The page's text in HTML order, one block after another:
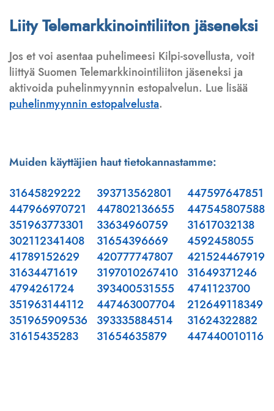
Liity Telemarkkinointiliiton jäseneksi
Jos et voi asentaa puhelimeesi Kilpi-sovellusta, voit
liittyä Suomen Telemarkkinointiliiton jäseneksi ja
aktivoida puhelinmyynnin estopalvelun. Lue lisää
puhelinmyynnin estopalvelusta.
Muiden käyttäjien haut tietokannastamme:
31645829222
447966970721
351963773301
302112341408
41789152629
31634471619
4794261724
351963144112
351965909536
31615435283
393713562801
447802136655
33634960759
31654396669
420777747807
3197010267410
393400531555
447463007704
393335884514
31654635879
447597647851
447545807588
31617032138
4592458055
421524467919
31649371246
4741123700
212649118349
31624322882
447440010116